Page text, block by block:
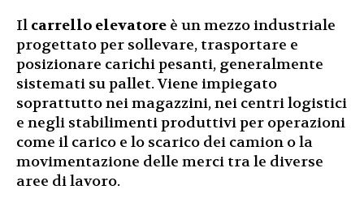
Il carrello elevatore è un mezzo industriale
progettato per sollevare, trasportare e
posizionare carichi pesanti, generalmente
sistemati su pallet. Viene impiegato
soprattutto nei magazzini, nei centri logistici
e negli stabilimenti produttivi per operazioni
come il carico e lo scarico dei camion o la
movimentazione delle merci tra le diverse
aree di lavoro.